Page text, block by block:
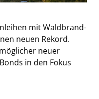
mit Waldbrand-
neuen Rekord.
neuer
in den Fokus